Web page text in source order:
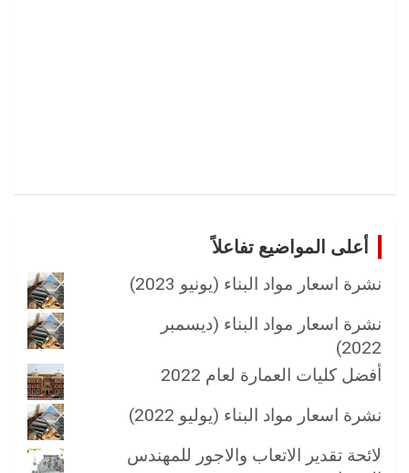
أعلى المواضيع تفاعلاً
نشرة اسعار مواد البناء (يونيو 2023)
نشرة اسعار مواد البناء (ديسمبر
2022)
أفضل كليات العمارة لعام 2022
نشرة اسعار مواد البناء (يوليو 2022)
لائحة تقدير الاتعاب والاجور للمهندس